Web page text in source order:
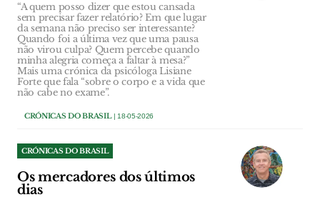
“A quem posso dizer que estou cansada
sem precisar fazer relatório? Em que lugar
da semana não preciso ser interessante?
Quando foi a última vez que uma pausa
não virou culpa? Quem percebe quando
minha alegria começa a faltar à mesa?”
Mais uma crónica da psicóloga Lisiane
Forte que fala “sobre o corpo e a vida que
não cabe no exame”.
CRÓNICAS DO BRASIL| 18-05-2026
CRÓNICAS DO BRASIL
Os mercadores dos últimos
dias